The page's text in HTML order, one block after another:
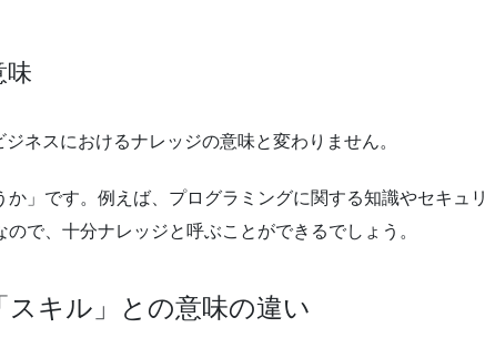
味
ネスにおけるナレッジの意味と変わりません。
」です。例えば、プログラミングに関する知識やセキュリ
で、十分ナレッジと呼ぶことができるでしょう。
キル」との意味の違い